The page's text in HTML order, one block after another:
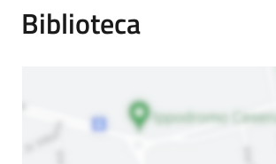
Biblioteca